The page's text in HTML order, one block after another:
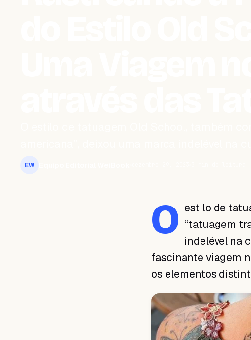
EW
O estilo de
“tatuagem
indelével na
fascinante viagem
os elementos